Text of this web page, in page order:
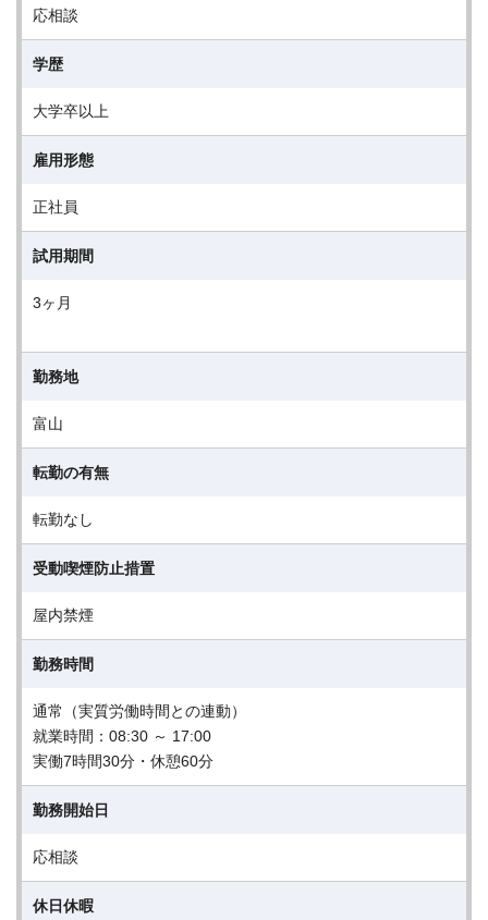
応相談
学歴
大学卒以上
雇用形態
正社員
試用期間
3ヶ月
勤務地
富山
転勤の有無
転勤なし
受動喫煙防止措置
屋内禁煙
勤務時間
通常（実質労働時間との連動）
就業時間：08:30 ～ 17:00
実働7時間30分・休憩60分
勤務開始日
応相談
休日休暇